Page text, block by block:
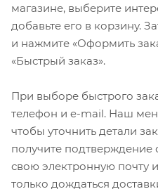
магазине, выберите
добавьте его в корзину.
и нажмите «Оформить
«Быстрый заказ».
При выборе быстрого
телефон и e-mail. Наш
чтобы уточнить детали
получите
свою электронную почту
только дождаться